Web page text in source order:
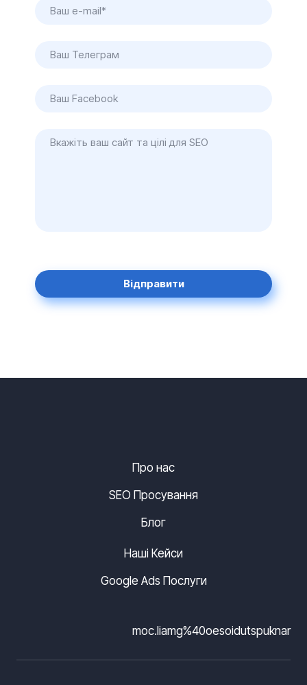
Відправити
Про нас
SEO Просування
Блог
Наші Кейси
Google Ads Послуги
moc.liamg%40oesoidutspuknar